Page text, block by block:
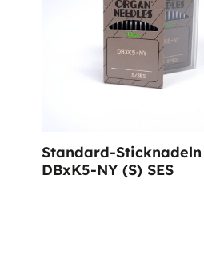
Standard-Sticknadeln
DBxK5-NY (S) SES